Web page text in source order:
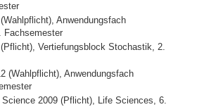
Anwendungsfach
Fachsemester
Vertiefungsblock Stochastik, 2.
(Wahlpflicht), Anwendungsfach
2009 (Pflicht), Life Sciences, 6.